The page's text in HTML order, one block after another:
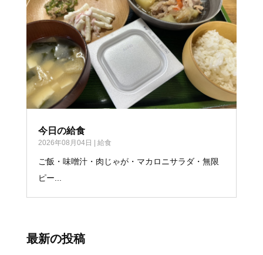
今日の給食
2026年08月04日 | 給食
ご飯・味噌汁・肉じゃが・マカロニサラダ・無限
ピー...
最新の投稿